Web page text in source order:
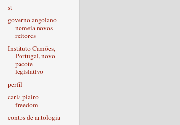
st
governo angolano
nomeia novos
reitores
Instituto Camões,
Portugal, novo
pacote
legislativo
perfil
carla piairo
freedom
contos de antologia